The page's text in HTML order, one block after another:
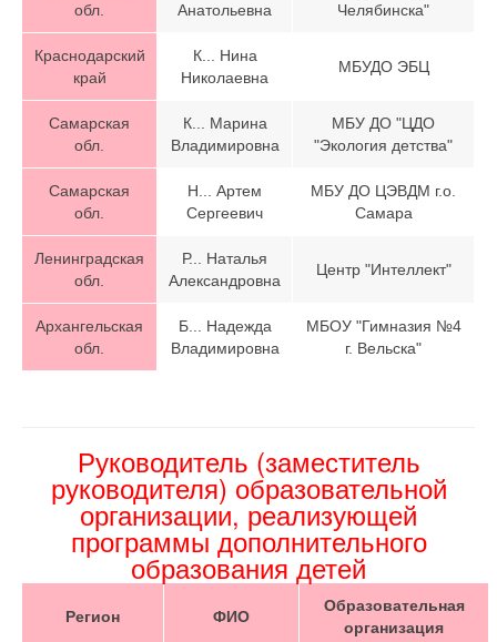
обл.
Анатольевна
Челябинска"
Краснодарский
край
К... Нина
Николаевна
МБУДО ЭБЦ
Самарская
обл.
К... Марина
Владимировна
МБУ ДО "ЦДО
"Экология детства"
Самарская
обл.
Н... Артем
Сергеевич
МБУ ДО ЦЭВДМ г.о.
Самара
Ленинградская
обл.
Р... Наталья
Александровна
Центр "Интеллект"
Архангельская
обл.
Б... Надежда
Владимировна
МБОУ "Гимназия №4
г. Вельска"
Руководитель (заместитель
руководителя) образовательной
организации, реализующей
программы дополнительного
образования детей
Регион ФИО
Образовательная
организация